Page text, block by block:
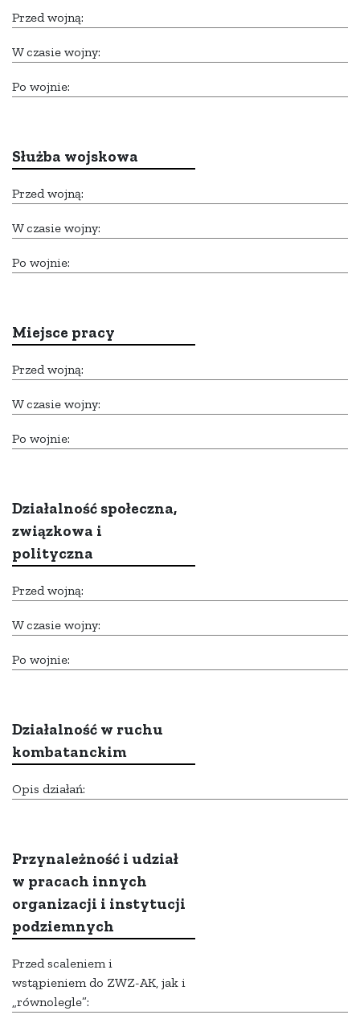
Przed wojną:
W czasie wojny:
Po wojnie:
Służba wojskowa
Przed wojną:
W czasie wojny:
Po wojnie:
Miejsce pracy
Przed wojną:
W czasie wojny:
Po wojnie:
Działalność społeczna,
związkowa i
polityczna
Przed wojną:
W czasie wojny:
Po wojnie:
Działalność w ruchu
kombatanckim
Opis działań:
Przynależność i udział
w pracach innych
organizacji i instytucji
podziemnych
Przed scaleniem i
wstąpieniem do ZWZ-AK, jak i
„równolegle”: